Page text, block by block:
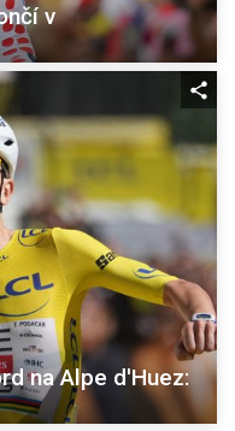
v
na Alpe d'Huez: